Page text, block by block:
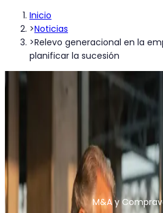
Inicio
>Noticias
>Relevo generacional en la
planificar la sucesión
M&A y